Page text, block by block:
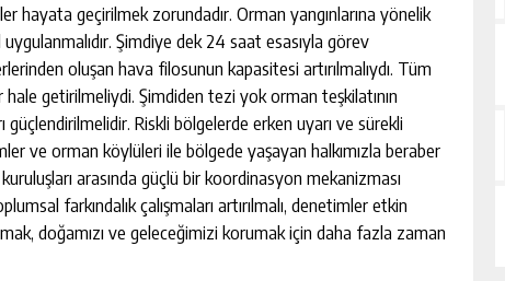
hayata geçirilmek zorundadır. Orman yangınlarına yönelik
Şimdiye dek 24 saat esasıyla görev
oluşan hava filosunun kapasitesi artırılmalıydı. Tüm
getirilmeliydi. Şimdiden tezi yok orman teşkilatının
güçlendirilmelidir. Riskli bölgelerde erken uyarı ve sürekli
ve orman köylüleri ile bölgede yaşayan halkımızla beraber
arasında güçlü bir koordinasyon mekanizması
farkındalık çalışmaları artırılmalı, denetimler etkin
doğamızı ve geleceğimizi korumak için daha fazla zaman